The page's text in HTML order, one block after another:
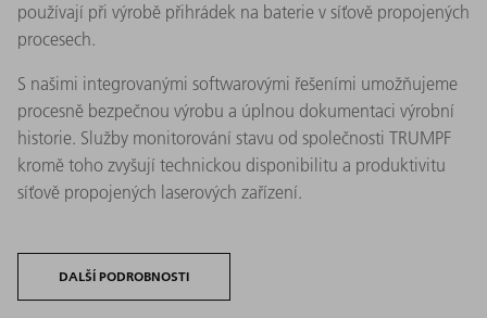
používají při výrobě přihrádek na baterie v síťově propojených
procesech.
S našimi integrovanými softwarovými řešeními umožňujeme
procesně bezpečnou výrobu a úplnou dokumentaci výrobní
historie. Služby monitorování stavu od společnosti TRUMPF
kromě toho zvyšují technickou disponibilitu a produktivitu
síťově propojených laserových zařízení.
DALŠÍ PODROBNOSTI